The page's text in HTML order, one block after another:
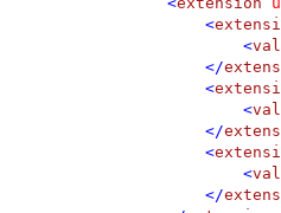
<
<
</
<
<
</
<
<
</